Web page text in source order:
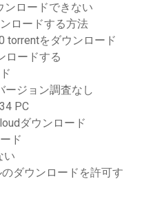
ンロードできない
ロードする方法
torrentをダウンロード
ロードする
ージョン調査なし
PC
ダウンロード
ド
い
ダウンロードを許可す